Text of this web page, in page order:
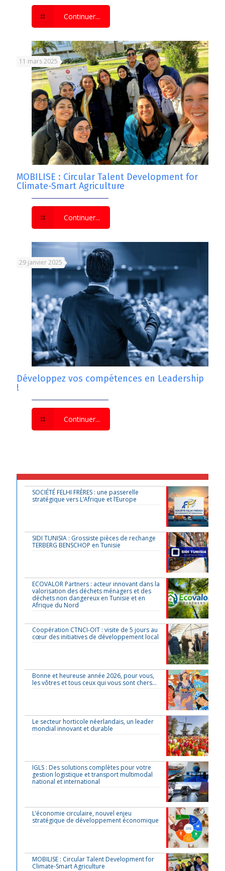
Continuer...
11 mars 2025
MOBILISE : Circular Talent Development for
Climate-Smart Agriculture
Continuer...
29 janvier 2025
Développez vos compétences en Leadership
!
Continuer...
SOCIÉTÉ FELHI FRÈRES : une passerelle
stratégique vers L’Afrique et l’Europe
SIDI TUNISIA : Grossiste pièces de rechange
TERBERG BENSCHOP en Tunisie
ECOVALOR Partners : acteur innovant dans la
valorisation des déchets ménagers et des
déchets non dangereux en Tunisie et en
Afrique du Nord
Coopération CTNCI-OIT : visite de 5 jours au
cœur des initiatives de développement local
Bonne et heureuse année 2026, pour vous,
les vôtres et tous ceux qui vous sont chers…
Le secteur horticole néerlandais, un leader
mondial innovant et durable
IGLS : Des solutions complètes pour votre
gestion logistique et transport multimodal
national et international
L’économie circulaire, nouvel enjeu
stratégique de développement économique
MOBILISE : Circular Talent Development for
Climate-Smart Agriculture